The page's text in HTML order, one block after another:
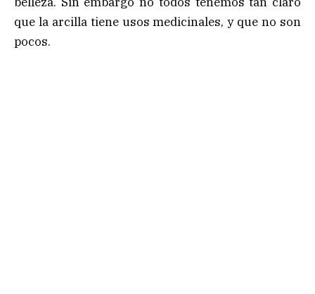
que la arcilla tiene usos medicinales, y que no son
pocos.